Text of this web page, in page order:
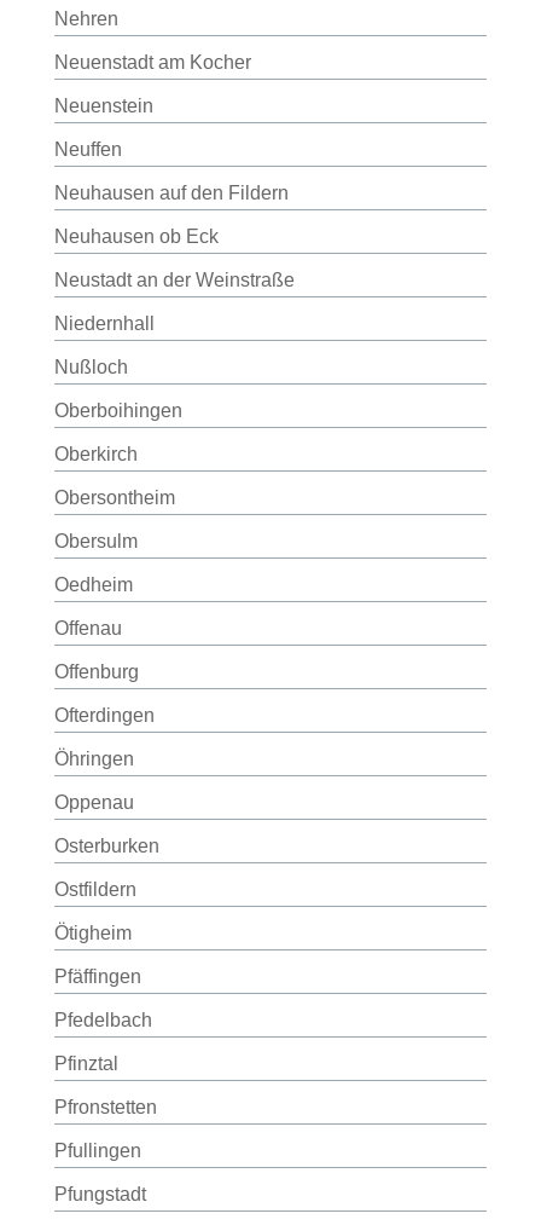
Nehren
Neuenstadt am Kocher
Neuenstein
Neuffen
Neuhausen auf den Fildern
Neuhausen ob Eck
Neustadt an der Weinstraße
Niedernhall
Nußloch
Oberboihingen
Oberkirch
Obersontheim
Obersulm
Oedheim
Offenau
Offenburg
Ofterdingen
Öhringen
Oppenau
Osterburken
Ostfildern
Ötigheim
Pfäffingen
Pfedelbach
Pfinztal
Pfronstetten
Pfullingen
Pfungstadt